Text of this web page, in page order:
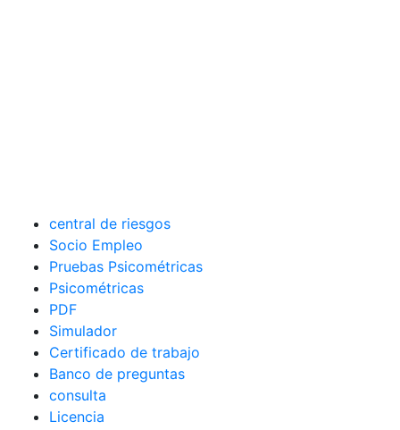
central de riesgos
Socio Empleo
Pruebas Psicométricas
Psicométricas
PDF
Simulador
Certificado de trabajo
Banco de preguntas
consulta
Licencia